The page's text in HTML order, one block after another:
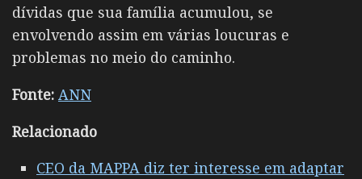
dívidas que sua família acumulou, se
envolvendo assim em várias loucuras e
problemas no meio do caminho.
Fonte: ANN
Relacionado
CEO da MAPPA diz ter interesse em adaptar